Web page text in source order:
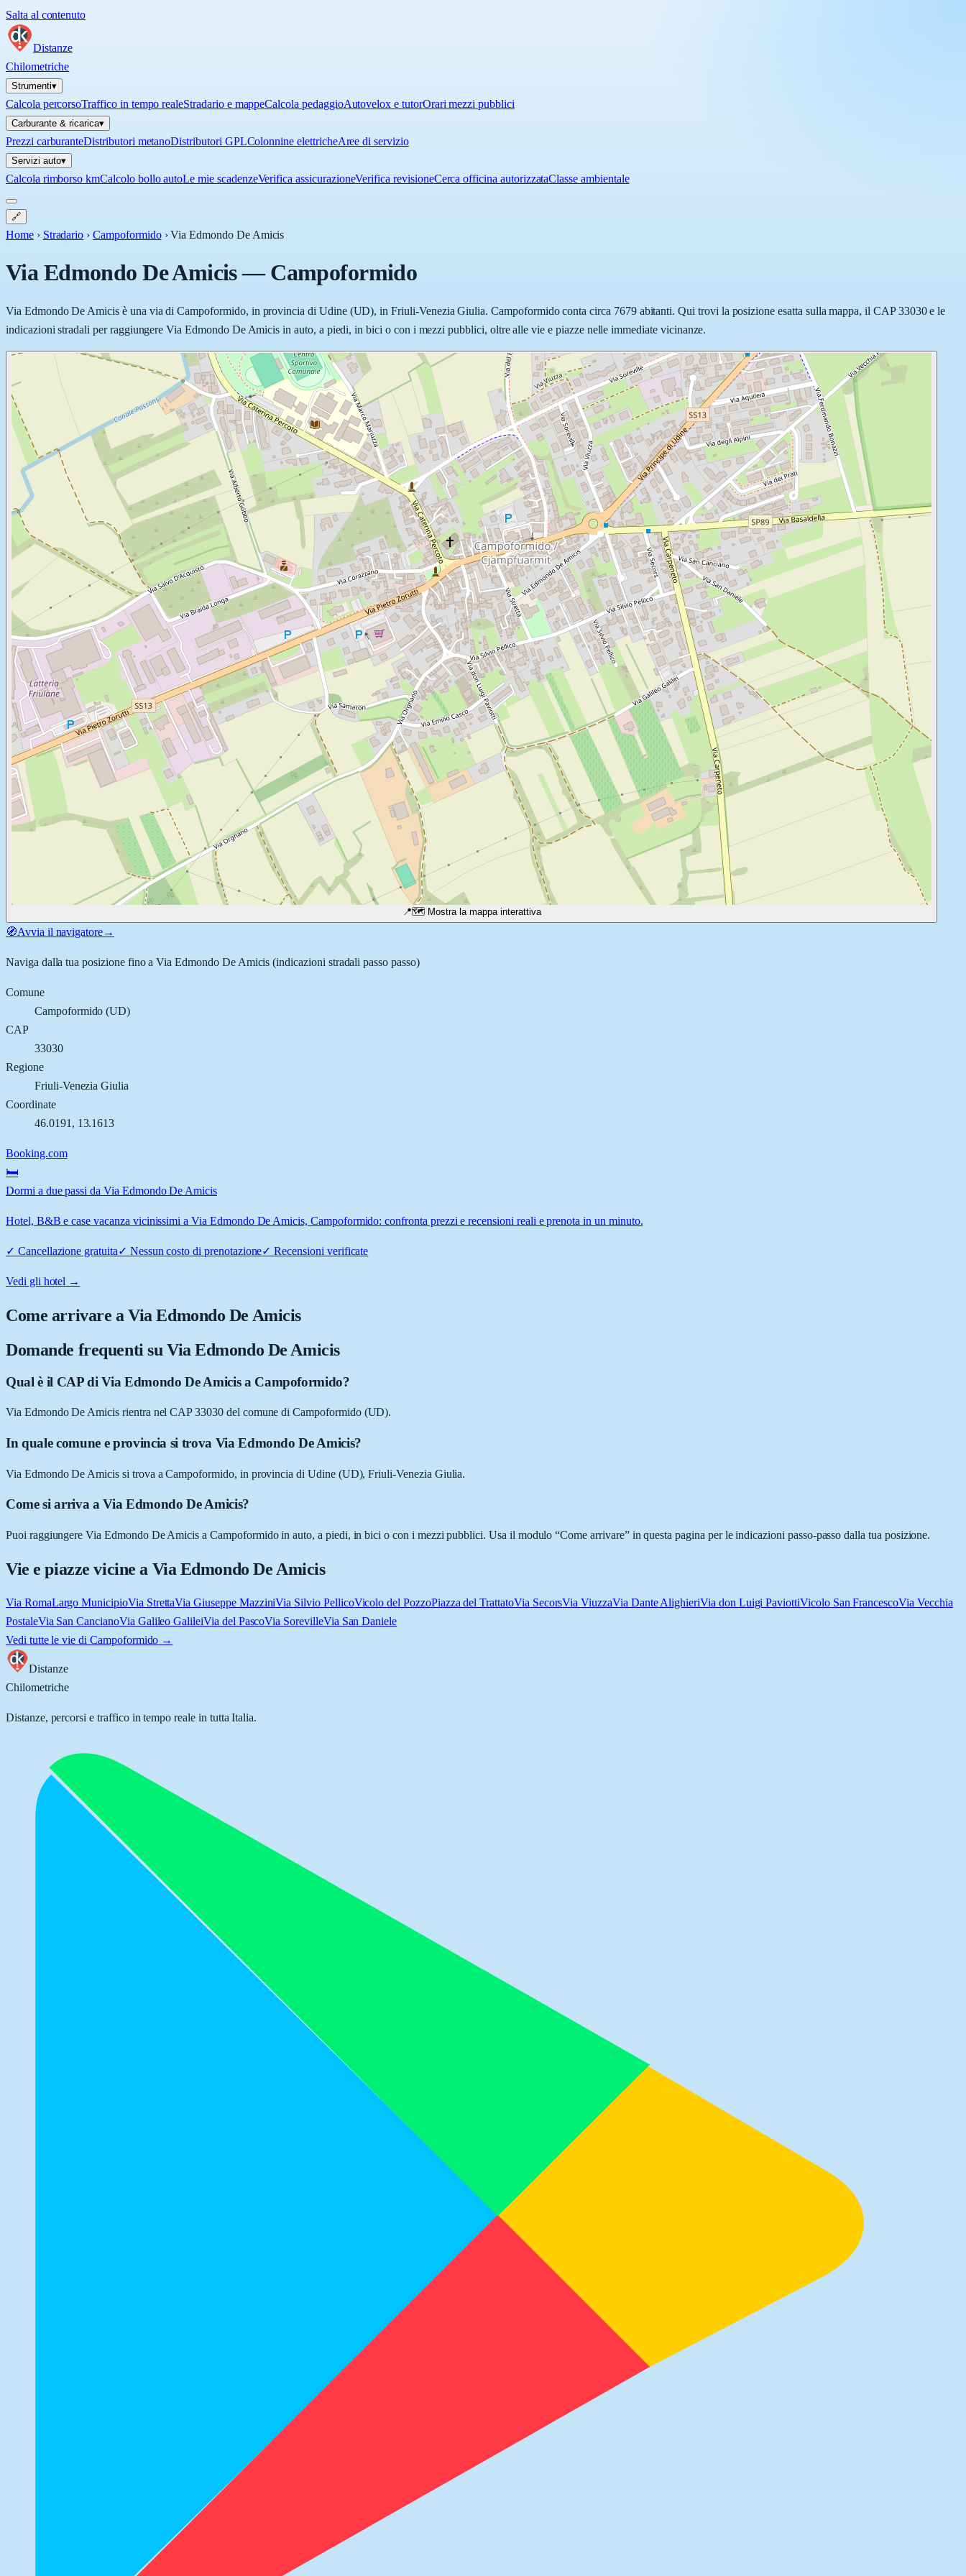
Salta al contenuto
Distanze
Chilometriche
Strumenti▾
Calcola percorsoTraffico in tempo realeStradario e mappeCalcola pedaggioAutovelox e tutorOrari mezzi pubblici
Carburante & ricarica▾
Prezzi carburanteDistributori metanoDistributori GPLColonnine elettricheAree di servizio
Servizi auto▾
Calcola rimborso kmCalcolo bollo autoLe mie scadenzeVerifica assicurazioneVerifica revisioneCerca officina autorizzataClasse ambientale
🔗
Home › Stradario › Campoformido ›Via Edmondo De Amicis
Via Edmondo De Amicis—Campoformido
Via Edmondo De Amicis è una via di Campoformido, in provincia di Udine (UD), in Friuli-Venezia Giulia. Campoformido conta circa 7679 abitanti. Qui trovi la posizione esatta sulla mappa, il CAP 33030 e le
indicazioni stradali per raggiungere Via Edmondo De Amicis in auto, a piedi, in bici o con i mezzi pubblici, oltre alle vie e piazze nelle immediate vicinanze.
📍🗺️ Mostra la mappa interattiva
🧭Avvia il navigatore→
Naviga dalla tua posizione fino aVia Edmondo De Amicis (indicazioni stradali passo passo)
Comune
Campoformido (UD)
CAP
33030
Regione
Friuli-Venezia Giulia
Coordinate
46.0191 , 13.1613
Booking.com
🛏️
Dormi a due passi da Via Edmondo De Amicis
Hotel, B&B e case vacanza vicinissimi a Via Edmondo De Amicis, Campoformido: confronta prezzi e recensioni reali e prenota in un minuto.
✓ Cancellazione gratuita✓ Nessun costo di prenotazione✓Recensioni verificate
Vedi gli hotel →
Come arrivare aVia Edmondo De Amicis
Domande frequenti su Via Edmondo De Amicis
Qual è il CAP di Via Edmondo De Amicis a Campoformido?
Via Edmondo De Amicis rientra nel CAP 33030 del comune di Campoformido (UD).
In quale comune e provincia si trova Via Edmondo De Amicis?
Via Edmondo De Amicis si trova a Campoformido, in provincia di Udine (UD), Friuli-Venezia Giulia.
Come si arriva a Via Edmondo De Amicis?
Puoi raggiungere Via Edmondo De Amicis a Campoformido in auto, a piedi, in bici o con i mezzi pubblici. Usa il modulo “Come arrivare” in questa pagina per le indicazioni passo-passo dalla tua posizione.
Vie e piazze vicine a Via Edmondo De Amicis
Via RomaLargo MunicipioVia StrettaVia Giuseppe MazziniVia Silvio PellicoVicolo del PozzoPiazza del TrattatoVia SecorsVia ViuzzaVia Dante AlighieriVia don Luigi PaviottiVicolo San FrancescoVia Vecchia
PostaleVia San CancianoVia Galileo GalileiVia del PascoVia SorevilleVia San Daniele
Vedi tutte le vie di Campoformido →
Distanze
Chilometriche
Distanze, percorsi e traffico in tempo reale in tutta Italia.